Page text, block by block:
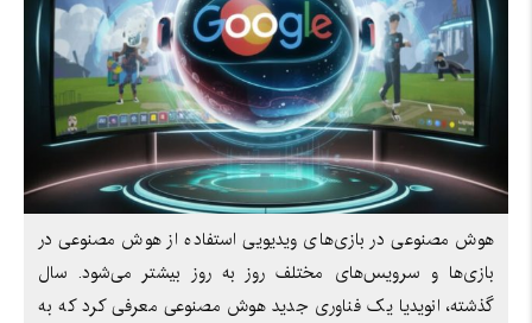
هوش مصنوعی در بازی‌های ویدیویی استفاده از هوش مصنوعی در
بازی‌ها و سرویس‌های مختلف روز به روز بیشتر می‌شود. سال
گذشته، انویدیا یک فناوری جدید هوش مصنوعی معرفی کرد که به